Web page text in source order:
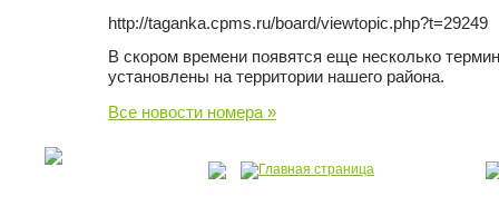
http://taganka.cpms.ru/board/viewtopic.php?t=29249
В скором времени появятся еще несколько
установлены на территории нашего района.
Все новости номера »